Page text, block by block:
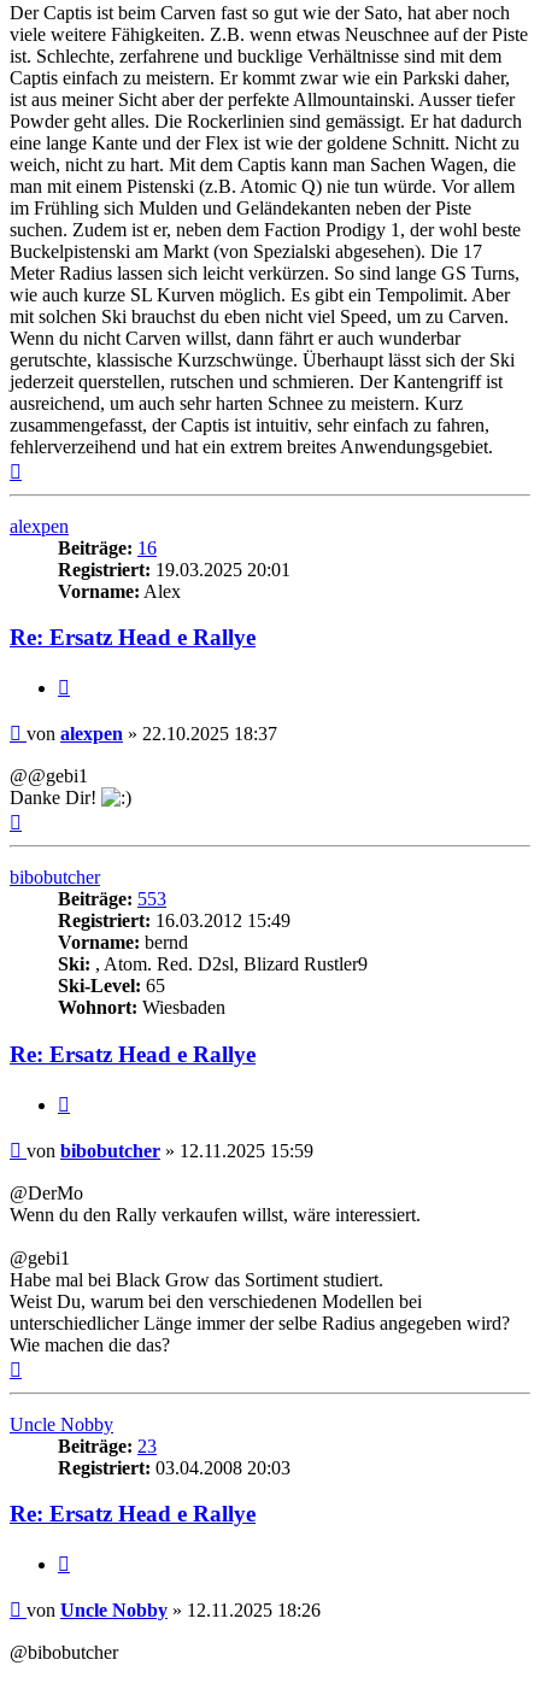
Der Captis ist beim Carven fast so gut wie der Sato, hat aber noch
viele weitere Fähigkeiten. Z.B. wenn etwas Neuschnee auf der Piste
ist. Schlechte, zerfahrene und bucklige Verhältnisse sind mit dem
Captis einfach zu meistern. Er kommt zwar wie ein Parkski daher,
ist aus meiner Sicht aber der perfekte Allmountainski. Ausser tiefer
Powder geht alles. Die Rockerlinien sind gemässigt. Er hat dadurch
eine lange Kante und der Flex ist wie der goldene Schnitt. Nicht zu
weich, nicht zu hart. Mit dem Captis kann man Sachen Wagen, die
man mit einem Pistenski (z.B. Atomic Q) nie tun würde. Vor allem
im Frühling sich Mulden und Geländekanten neben der Piste
suchen. Zudem ist er, neben dem Faction Prodigy 1, der wohl beste
Buckelpistenski am Markt (von Spezialski abgesehen). Die 17
Meter Radius lassen sich leicht verkürzen. So sind lange GS Turns,
wie auch kurze SL Kurven möglich. Es gibt ein Tempolimit. Aber
mit solchen Ski brauchst du eben nicht viel Speed, um zu Carven.
Wenn du nicht Carven willst, dann fährt er auch wunderbar
gerutschte, klassische Kurzschwünge. Überhaupt lässt sich der Ski
jederzeit querstellen, rutschen und schmieren. Der Kantengriff ist
ausreichend, um auch sehr harten Schnee zu meistern. Kurz
zusammengefasst, der Captis ist intuitiv, sehr einfach zu fahren,
fehlerverzeihend und hat ein extrem breites Anwendungsgebiet.
alexpen
Beiträge: 16
Registriert: 19.03.2025 20:01
Vorname: Alex
Re: Ersatz Head e Rallye
Beitrag
von alexpen » 22.10.2025 18:37
@@gebi1
Danke Dir!
bibobutcher
Beiträge: 553
Registriert: 16.03.2012 15:49
Vorname: bernd
Ski: , Atom. Red. D2sl, Blizard Rustler9
Ski-Level: 65
Wohnort: Wiesbaden
Re: Ersatz Head e Rallye
Beitrag
von bibobutcher » 12.11.2025 15:59
@DerMo
Wenn du den Rally verkaufen willst, wäre interessiert.
@gebi1
Habe mal bei Black Grow das Sortiment studiert.
Weist Du, warum bei den verschiedenen Modellen bei
unterschiedlicher Länge immer der selbe Radius angegeben wird?
Wie machen die das?
Uncle Nobby
Beiträge: 23
Registriert: 03.04.2008 20:03
Re: Ersatz Head e Rallye
Beitrag
von Uncle Nobby » 12.11.2025 18:26
@bibobutcher